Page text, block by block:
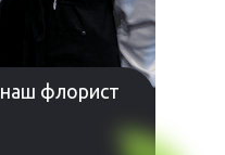
наш флорист